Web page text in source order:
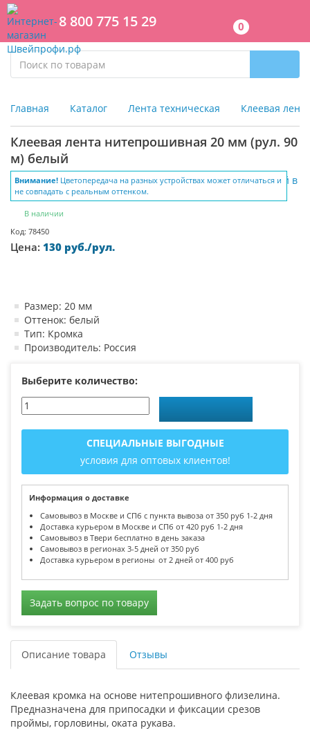
8 800 775 15 29 0
Главная Каталог Лента техническая Клеевая лента
Клеевая лента нитепрошивная 20 мм (рул. 90
м) белый
Внимание! Цветопередача на разных устройствах может отличаться и
не совпадать с реальным оттенком.
В наличии
Код: 78450
Цена: 130 руб./рул.
Размер: 20 мм
Оттенок: белый
Тип: Кромка
Производитель: Россия
Выберите количество:
СПЕЦИАЛЬНЫЕ ВЫГОДНЫЕ
условия для оптовых клиентов!
Информация о доставке
Самовывоз в Москве и СПб с пункта вывоза от 350 руб 1-2 дня
Доставка курьером в Москве и СПб от 420 руб 1-2 дня
Самовывоз в Твери бесплатно в день заказа
Самовывоз в регионах 3-5 дней от 350 руб
Доставка курьером в регионы от 2 дней от 400 руб
Задать вопрос по товару
Описание товара Отзывы
Клеевая кромка на основе нитепрошивного флизелина.
Предназначена для припосадки и фиксации срезов
проймы, горловины, оката рукава.